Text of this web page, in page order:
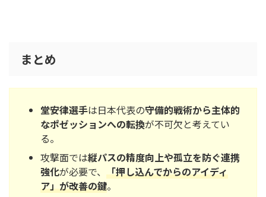
まとめ
堂安律選手は日本代表の守備的戦術から主体的
なポゼッションへの転換が不可欠と考えてい
る。
攻撃面では縦パスの精度向上や孤立を防ぐ連携
強化が必要で、 「押し込んでからのアイディ
ア」が改善の鍵。